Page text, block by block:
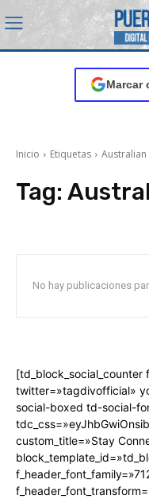
Marcar
Inicio Etiquetas Australian
Tag:
No hay publicaciones
twitter=»tagdivofficial»
social-boxed td-social-
custom_title=»Stay